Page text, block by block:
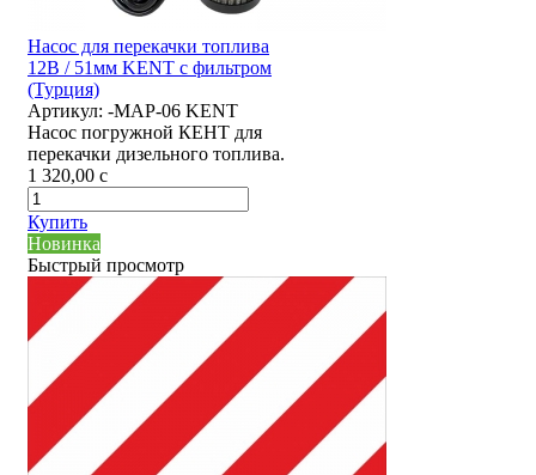
Насос для перекачки топлива
12В / 51мм KENT с фильтром
(Турция)
Артикул: -MAP-06 KENT
Насос погружной КЕНТ для
перекачки дизельного топлива.
1 320,00 c
Купить
Новинка
Быстрый просмотр